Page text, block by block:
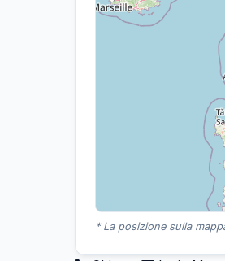
* La posizione sulla